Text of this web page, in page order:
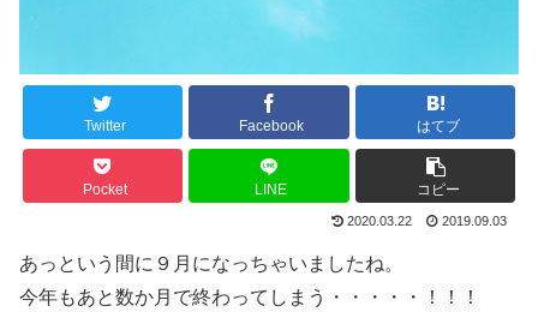
Twitter Facebook はてブ
Pocket LINE コピー
2020.03.22 2019.09.03
あっという間に９月になっちゃいましたね。
今年もあと数か月で終わってしまう・・・・・！！！